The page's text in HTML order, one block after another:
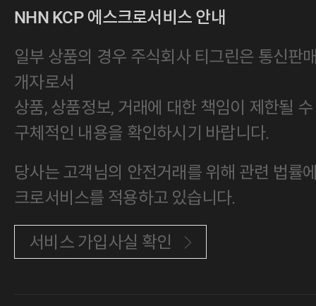
NHN KCP 에스크로서비스 안내
일부 상품의 경우 주식회사 티그린은 통신판
개자로서
상품, 상품정보, 거래에 대한 책임이 제한될
구체적인 내용을 확인하시기 바랍니다.
당사는 고객님의 안전거래를 위해 관련 법률
크로서비스를 적용하고 있습니다.
서비스 가입사실 확인